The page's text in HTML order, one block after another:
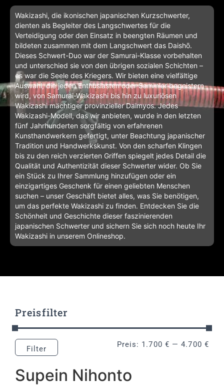
Wakizashi, die ikonischen japanischen Kurzschwerter,
dienten als Begleiter des Langschwertes für die
Verteidigung oder den Einsatz in beengten Räumen und
bildeten zusammen mit dem Langschwert das Daishō.
Dieses Schwert-Duo war der Samurai-Klasse vorbehalten
und unterschied sie von den übrigen sozialen Schichten –
es war die Seele des Kriegers. Wir bieten eine vielfältige
Auswahl, die jeden Enthusiasten oder Sammler begeistern
wird, von Samurai-Wakizashi bis hin zu luxuriösen
Wakizashi mächtiger provinzieller Daimyos. Jedes
Wakizashi-Modell, das wir anbieten, wurde in den letzten
fünf Jahrhunderten sorgfältig von erfahrenen
Kunsthandwerkern gefertigt, unter Beachtung japanischer
Tradition und Handwerkskunst. Von den scharfen Klingen
bis zu den reich verzierten Griffen spiegelt jedes Detail die
Qualität und Authentizität dieser Schwerter wider. Ob Sie
ein Stück zu Ihrer Sammlung hinzufügen oder ein
einzigartiges Geschenk für einen geliebten Menschen
suchen – unser Geschäft bietet alles, was Sie benötigen,
um das perfekte Wakizashi zu finden. Entdecken Sie die
Schönheit und Geschichte dieser faszinierenden
japanischen Schwerter und sichern Sie sich noch heute Ihr
Wakizashi in unserem Onlineshop.
Preisfilter
Filter Preis: 1.700 € —4.700 €
Supein Nihonto